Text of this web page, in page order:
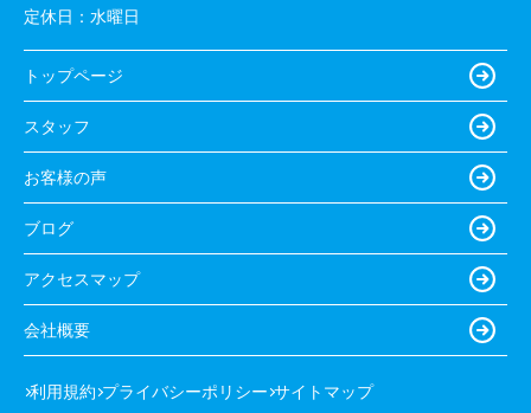
定休日： 水曜日
トップページ
スタッフ
お客様の声
ブログ
アクセスマップ
会社概要
利用規約 プライバシーポリシー サイトマップ